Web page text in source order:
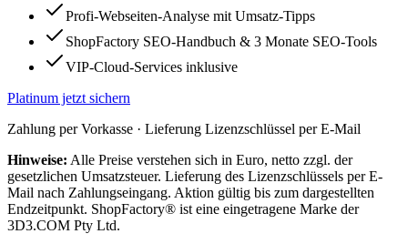
Profi-Webseiten-Analyse mit Umsatz-Tipps
ShopFactory SEO-Handbuch & 3 Monate SEO-Tools
VIP-Cloud-Services inklusive
Platinum jetzt sichern
Zahlung per Vorkasse · Lieferung Lizenzschlüssel per E-Mail
Hinweise: Alle Preise verstehen sich in Euro, netto zzgl. der
gesetzlichen Umsatzsteuer. Lieferung des Lizenzschlüssels per E-
Mail nach Zahlungseingang. Aktion gültig bis zum dargestellten
Endzeitpunkt. ShopFactory® ist eine eingetragene Marke der
3D3.COM Pty Ltd.